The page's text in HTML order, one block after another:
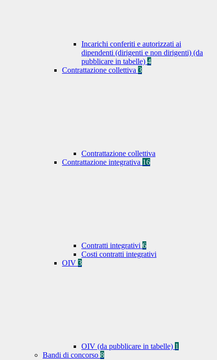
Incarichi conferiti e autorizzati ai
dipendenti (dirigenti e non dirigenti) (da
pubblicare in tabelle) 4
Contrattazione collettiva 3
Contrattazione collettiva
Contrattazione integrativa 16
Contratti integrativi 6
Costi contratti integrativi
OIV 3
OIV (da pubblicare in tabelle) 1
Bandi di concorso 8